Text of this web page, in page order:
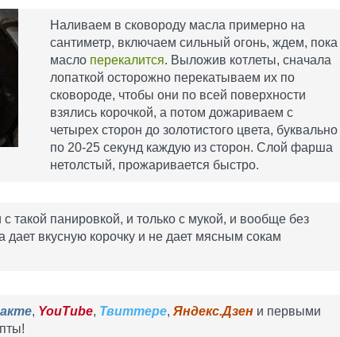
Наливаем в сковороду масла примерно на
сантиметр, включаем сильный огонь, ждем, пока
масло перекалится. Выложив котлеты, сначала
лопаткой осторожно перекатываем их по
сковороде, чтобы они по всей поверхности
взялись корочкой, а потом дожариваем с
четырех сторон до золотистого цвета, буквально
по 20-25 секунд каждую из сторон. Слой фарша
нетолстый, прожаривается быстро.
такой панировкой, и только с мукой, и вообще без
дает вкусную корочку и не дает мясным сокам
, YouTube, Твиттере, Яндекс.Дзен и первыми